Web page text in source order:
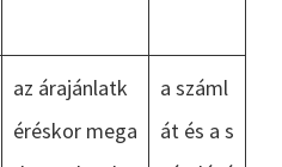
az árajánlatk
éréskor mega
a száml
át és a s